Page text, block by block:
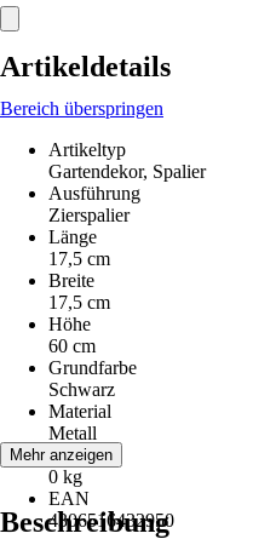
Artikeldetails
Bereich überspringen
Artikeltyp
Gartendekor, Spalier
Ausführung
Zierspalier
Länge
17,5 cm
Breite
17,5 cm
Höhe
60 cm
Grundfarbe
Schwarz
Material
Metall
Gewicht
0 kg
EAN
4306516432950
Mehr anzeigen
Beschreibung